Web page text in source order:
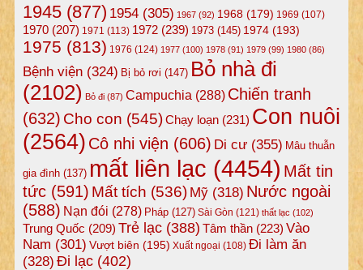
1945(877) 1954(305) 1967(92) 1968(179) 1969 (107)
1970(207) 1971 (113) 1972(239) 1973(145) 1974(193)
1975 (813) 1976 (124) 1977(100) 1978(91) 1979(99) 1980(86)
Bệnh viện(324) Bị bỏ rơi (147) Bỏ nhà đi
(2102) Bỏ đi(87) Campuchia (288) Chiến tranh
(632) Cho con (545)Chạy loạn(231) Con nuôi
(2564) Cô nhi viện (606) Di cư(355) Mâu thuẫn
gia đình(137) mất liên lạc (4454) Mất tin
tức(591) Mất tích (536) Mỹ(318) Nước ngoài
(588) Nạn đói (278) Pháp(127) Sài Gòn (121) thất lạc (102)
Trung Quốc (209) Trẻ lạc(388) Tâm thần(223) Vào
Nam (301) Vượt biên (195) Xuất ngoại (108) Đi làm ăn
(328) Đi lạc(402)